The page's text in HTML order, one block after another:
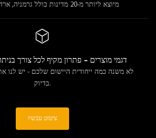
מיוצא ליותר מ-20 מדינות כולל גרמניה, ארה"ב ובריטניה
200+ דגמי מוצרים - פתרון מקיף לכל צורך
לא משנה כמה ייחודית היישום שלכם - יש לנו
בדיוק.
ציטוט עכשיו